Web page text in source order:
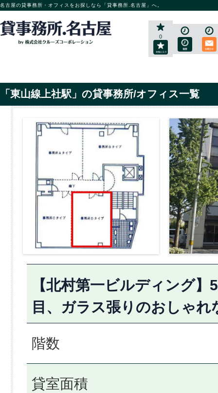
名古屋の貸事務所・オフィスをお探しなら「貸事務所.名古屋」へ。
0
「東山線上社駅」の貸事務所/オフィス一覧
【北村第一ビルディング
目、ガラス張りのおしゃ
階数
貸室面積